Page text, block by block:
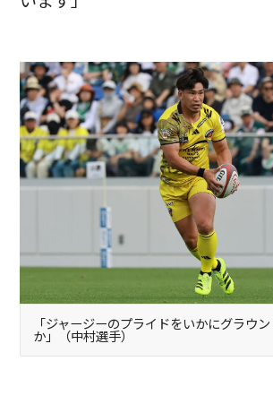
「ジャージーのプライドをいかにグラウ
か」（中村選手）